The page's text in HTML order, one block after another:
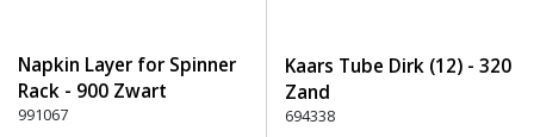
Napkin Layer for Spinner
Rack - 900 Zwart
991067
Kaars Tube Dirk (12) - 320
Zand
694338